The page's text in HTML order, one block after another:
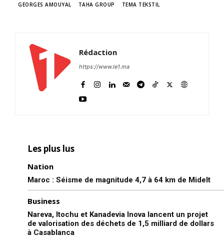
GEORGES AMOUYAL
TAHA GROUP TEMA TEKSTIL
Rédaction
https://www.le1.ma
Les plus lus
Nation
Maroc : Séisme de magnitude 4,7 à 64 km de Midelt
Business
Nareva, Itochu et Kanadevia Inova lancent un projet
de valorisation des déchets de 1,5 milliard de dollars
à Casablanca